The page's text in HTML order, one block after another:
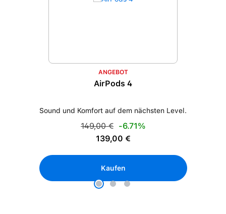
ANGEBOT
AirPods 4
Sound und Komfort auf dem nächsten Level.
Verkaufspreis:
Regulärer Preis:
149,00 € -6.71%
139,00 €
Kaufen